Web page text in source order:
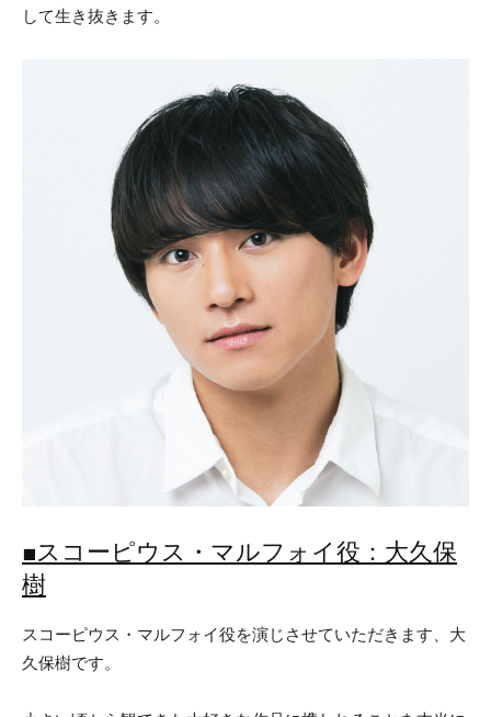
して生き抜きます。
■スコーピウス・マルフォイ役：大久保
樹
スコーピウス・マルフォイ役を演じさせていただきます、大
久保樹です。